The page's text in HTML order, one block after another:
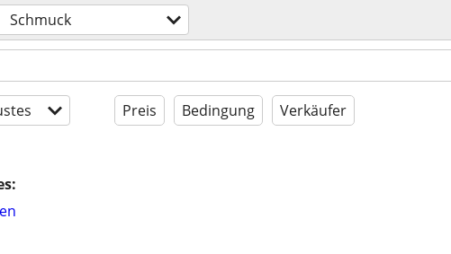
Schmuck
Preis Bedingung Verkäufer